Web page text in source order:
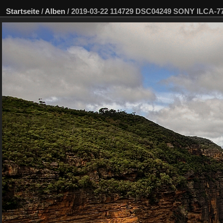
Startseite / Alben / 2019-03-22 114729 DSC04249 SONY ILCA-